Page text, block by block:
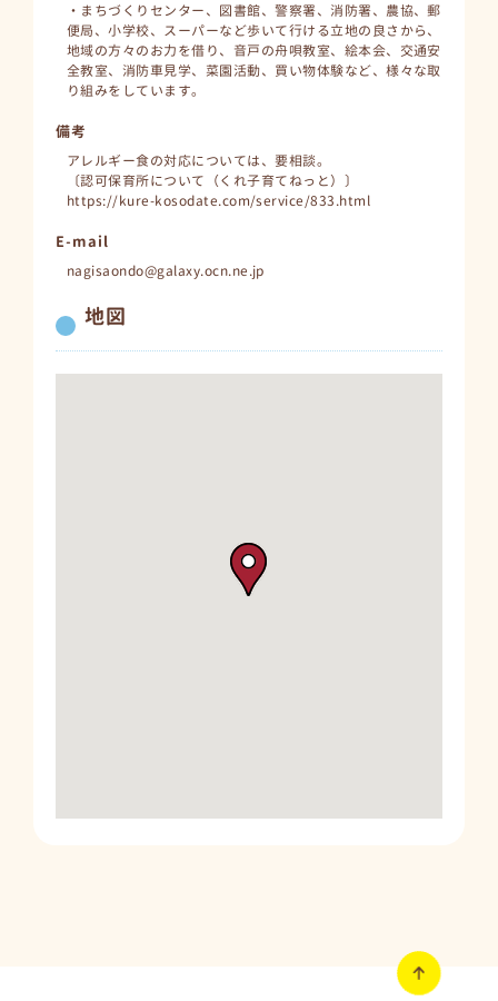
・まちづくりセンター、図書館、警察署、消防署、農協、郵
便局、小学校、スーパーなど歩いて行ける立地の良さから、
地域の方々のお力を借り、音戸の舟唄教室、絵本会、交通安
全教室、消防車見学、菜園活動、買い物体験など、様々な取
り組みをしています。
備考
アレルギー食の対応については、要相談。
〔認可保育所について（くれ子育てねっと）〕
https://kure-kosodate.com/service/833.html
E-mail
nagisaondo@galaxy.ocn.ne.jp
地図